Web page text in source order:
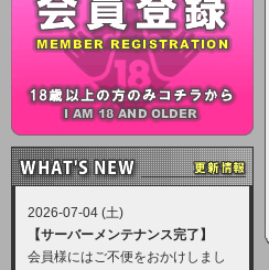
2026-07-04 (土)
【サーバーメンテナンス完了】
会員様にはご不便をおかけしまし